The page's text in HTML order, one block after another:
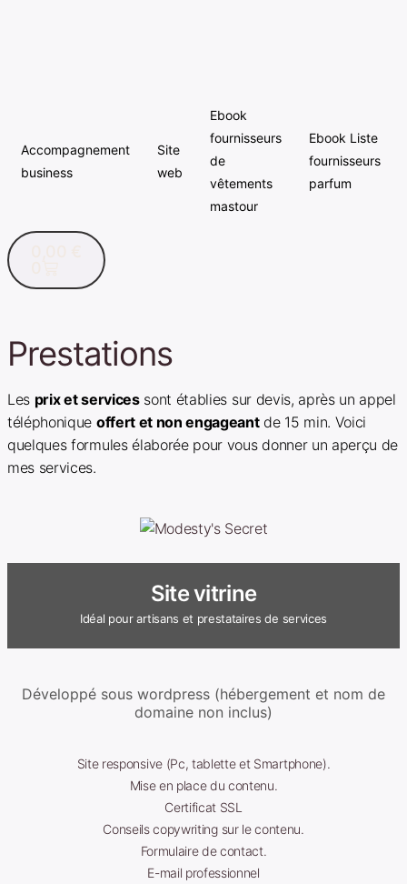
Accompagnement
business
Site
web
Ebook
fournisseurs
de
vêtements
mastour
Ebook Liste
fournisseurs
parfum
Prestations
Les prix et servicessont établies sur devis, après un appel
téléphonique offert et non engageantde 15 min. Voici
quelques formules élaborée pour vous donner un aperçu de
mes services.
Site vitrine
Idéal pour artisans et prestataires de services
Développé sous wordpress (hébergement et nom de
domaine non inclus)
Site responsive (Pc, tablette et Smartphone).
Mise en place du contenu.
Certificat SSL
Conseils copywriting sur le contenu.
Formulaire de contact.
E-mail professionnel